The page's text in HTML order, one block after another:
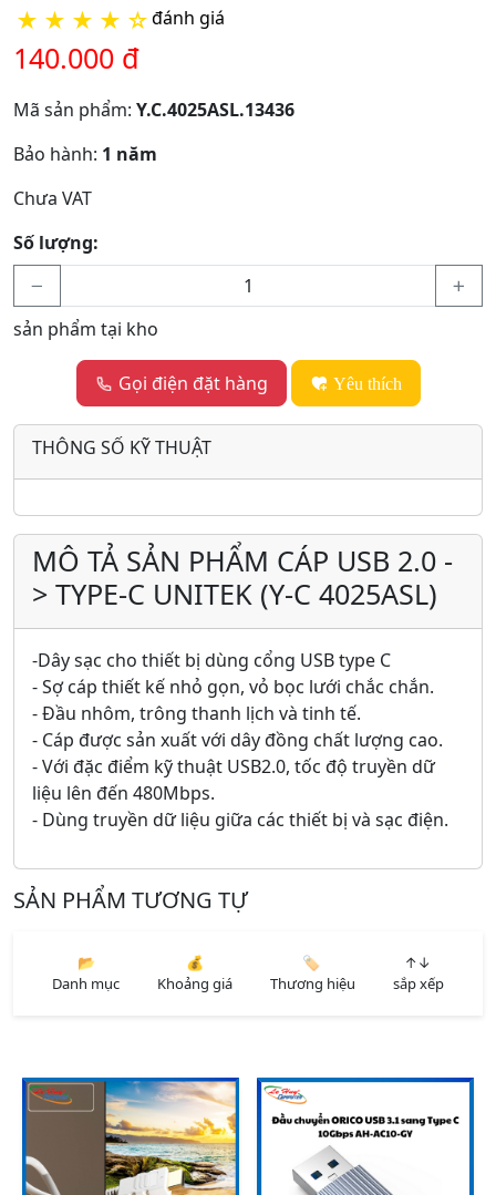
★ ★ ★ ★ ☆đánh giá
140.000 đ
Mã sản phẩm: Y.C.4025ASL.13436
Bảo hành: 1 năm
Chưa VAT
Số lượng:
sản phẩm tại kho
Gọi điện đặt hàng Yêu thích
THÔNG SỐ KỸ THUẬT
MÔ TẢ SẢN PHẨM CÁP USB 2.0 -
> TYPE-C UNITEK (Y-C 4025ASL)
-Dây sạc cho thiết bị dùng cổng USB type C
- Sợ cáp thiết kế nhỏ gọn, vỏ bọc lưới chắc chắn.
- Đầu nhôm, trông thanh lịch và tinh tế.
- Cáp được sản xuất với dây đồng chất lượng cao.
- Với đặc điểm kỹ thuật USB2.0, tốc độ truyền dữ
liệu lên đến 480Mbps.
- Dùng truyền dữ liệu giữa các thiết bị và sạc điện.
SẢN PHẨM TƯƠNG TỰ
📂
Danh mục
💰
Khoảng giá
🏷️
Thương hiệu
↑↓
sắp xếp